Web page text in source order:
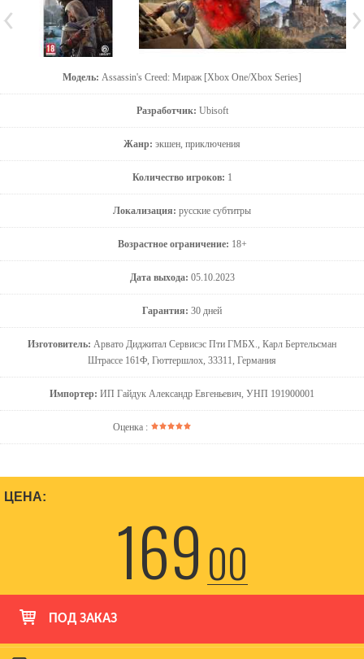
Модель: Assassin's Creed: Мираж [Xbox One/Xbox Series]
Разработчик: Ubisoft
Жанр: экшен, приключения
Количество игроков: 1
Локализация: русские субтитры
Возрастное ограничение: 18+
Дата выхода: 05.10.2023
Гарантия: 30 дней
Изготовитель: Арвато Диджитал Сервисэс Пти ГМБХ., Карл Бертельсман
Штрассе 161Ф, Гюттершлох, 33311, Германия
Импортер: ИП Гайдук Александр Евгеньевич, УНП 191900001
Оценка :
ЦЕНА:
16900
ПОД ЗАКАЗ